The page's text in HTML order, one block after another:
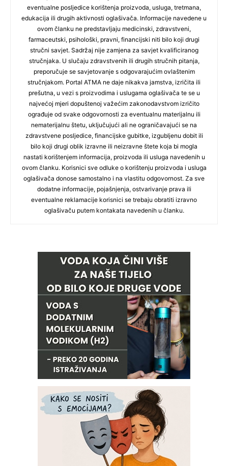
eventualne posljedice korištenja proizvoda, usluga, tretmana,
edukacija ili drugih aktivnosti oglašivača. Informacije navedene u
ovom članku ne predstavljaju medicinski, zdravstveni,
farmaceutski, psihološki, pravni, financijski niti bilo koji drugi
stručni savjet. Sadržaj nije zamjena za savjet kvalificiranog
stručnjaka. U slučaju zdravstvenih ili drugih stručnih pitanja,
preporučuje se savjetovanje s odgovarajućim ovlaštenim
stručnjakom. Portal ATMA ne daje nikakva jamstva, izričita ili
prešutna, u vezi s proizvodima i uslugama oglašivača te se u
najvećoj mjeri dopuštenoj važećim zakonodavstvom izričito
ograđuje od svake odgovornosti za eventualnu materijalnu ili
nematerijalnu štetu, uključujući ali ne ograničavajući se na
zdravstvene posljedice, financijske gubitke, izgubljenu dobit ili
bilo koji drugi oblik izravne ili neizravne štete koja bi mogla
nastati korištenjem informacija, proizvoda ili usluga navedenih u
ovom članku. Korisnici sve odluke o korištenju proizvoda i usluga
oglašivača donose samostalno i na vlastitu odgovornost. Za sve
dodatne informacije, pojašnjenja, ostvarivanje prava ili
eventualne reklamacije korisnici se trebaju obratiti izravno
oglašivaču putem kontakata navedenih u članku.